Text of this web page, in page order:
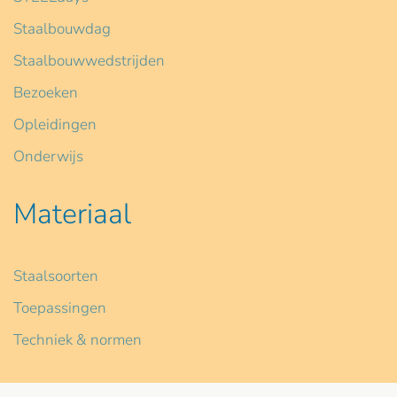
Staalbouwdag
Staalbouwwedstrijden
Bezoeken
Opleidingen
Onderwijs
Materiaal
Staalsoorten
Toepassingen
Techniek & normen